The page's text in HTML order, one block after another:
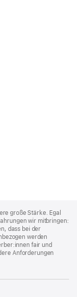
große Stärke. Egal
wir mitbringen:
dass bei der
werden
fair und
Anforderungen